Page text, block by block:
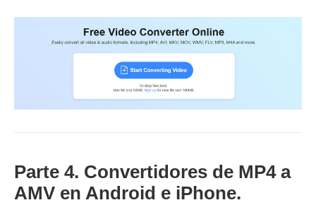
Parte 4. Convertidores de MP4 a
AMV en Android e iPhone.